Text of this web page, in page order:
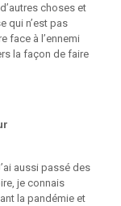
choses et
qui n’est pas
face à l’ennemi
la façon de faire
aussi passé des
je connais
la pandémie et